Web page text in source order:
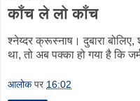
काँच ले लो काँच
श्नेय्दर क्रूस्नाष। दुबारा
था, तो अब पक्का हो गया है कि
आलोक पर 16:02